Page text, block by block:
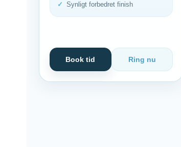
Synligt forbedret finish
Book tid Ring nu